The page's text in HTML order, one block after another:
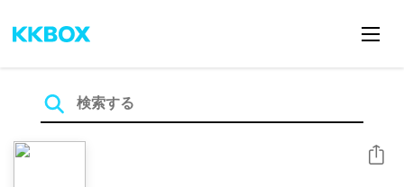
シェア